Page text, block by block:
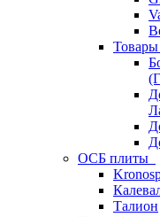
Товары
ОСБ плиты
Талион